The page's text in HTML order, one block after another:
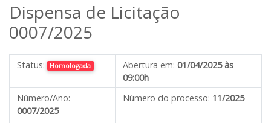
Dispensa de Licitação
0007/2025
Status: Homologada Abertura em: 01/04/2025 às
09:00h
Número/Ano:
0007/2025
Número do processo: 11/2025